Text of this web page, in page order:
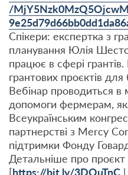
/
Спікери: експертка з
планування Юлія
працює в сфері
грантових проєктів для
Вебінар проводиться
допомоги фермерам,
Всеукраїнським
партнерстві з Mercy
підтримки Фонду
Детальніше про проєкт
[https://bit.ly/3DOuTnC |